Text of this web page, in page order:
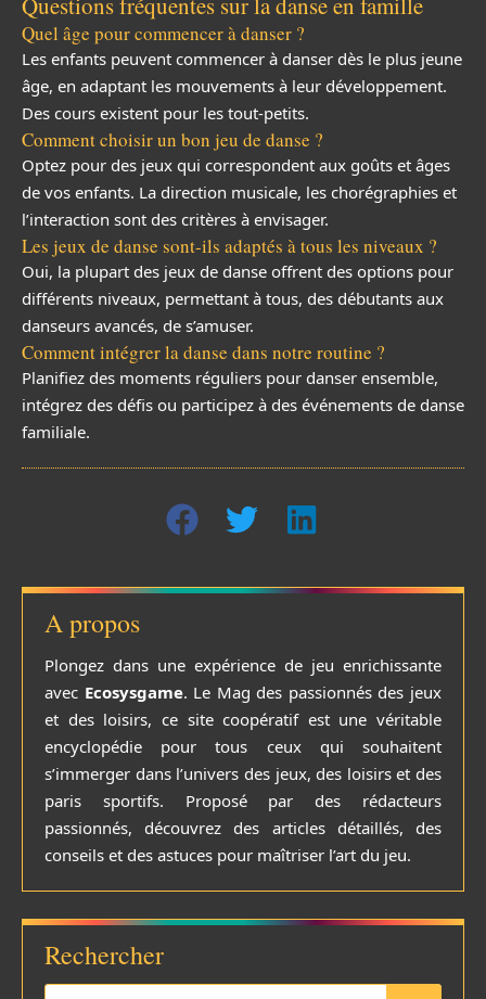
Quel âge pour commencer à danser ?
Les enfants peuvent commencer à danser dès le plus jeune
âge, en adaptant les mouvements à leur développement.
Des cours existent pour les tout-petits.
Comment choisir un bon jeu de danse ?
Optez pour des jeux qui correspondent aux goûts et âges
de vos enfants. La direction musicale, les chorégraphies et
l’interaction sont des critères à envisager.
Les jeux de danse sont-ils adaptés à tous les niveaux ?
Oui, la plupart des jeux de danse offrent des options pour
différents niveaux, permettant à tous, des débutants aux
danseurs avancés, de s’amuser.
Comment intégrer la danse dans notre routine ?
Planifiez des moments réguliers pour danser ensemble,
intégrez des défis ou participez à des événements de danse
familiale.
A propos
Plongez dans une expérience de jeu enrichissante
avec Ecosysgame. Le Mag des passionnés des jeux
et des loisirs, ce site coopératif est une véritable
encyclopédie pour tous ceux qui souhaitent
s’immerger dans l’univers des jeux, des loisirs et des
paris sportifs. Proposé par des rédacteurs
passionnés, découvrez des articles détaillés, des
conseils et des astuces pour maîtriser l’art du jeu.
Rechercher